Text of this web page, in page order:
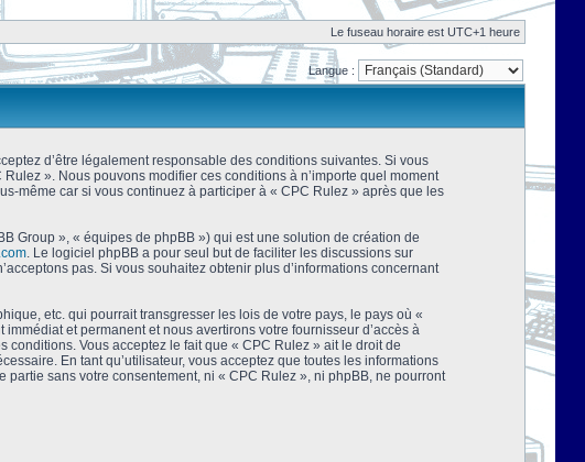
Le fuseau horaire est UTC+1 heure
Langue :
d’être légalement responsable des conditions suivantes. Si vous
». Nous pouvons modifier ces conditions à n’importe quel moment
même car si vous continuez à participer à « CPC Rulez » après que les
Group », « équipes de phpBB ») qui est une solution de création de
. Le logiciel phpBB a pour seul but de faciliter les discussions sur
pas. Si vous souhaitez obtenir plus d’informations concernant
etc. qui pourrait transgresser les lois de votre pays, le pays où «
et permanent et nous avertirons votre fournisseur d’accès à
conditions. Vous acceptez le fait que « CPC Rulez » ait le droit de
En tant qu’utilisateur, vous acceptez que toutes les informations
sans votre consentement, ni « CPC Rulez », ni phpBB, ne pourront